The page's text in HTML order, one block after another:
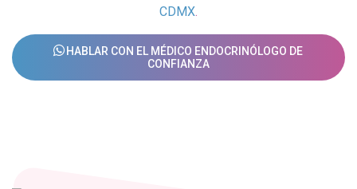
CDMX.
HABLAR CON EL MÉDICO ENDOCRINÓLOGO DE
CONFIANZA